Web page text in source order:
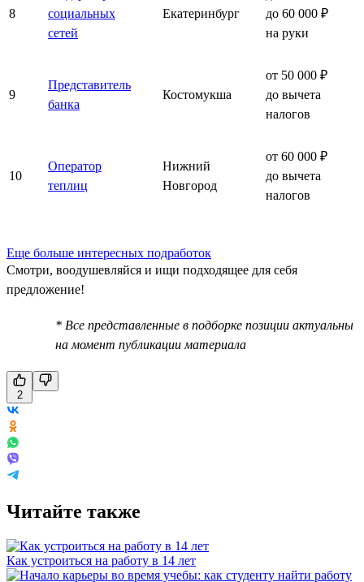
8
социальных
сетей
Екатеринбург
до 60 000 ₽
на руки
9
Представитель
банка
Костомукша
от 50 000 ₽
до вычета
налогов
10
Оператор
теплиц
Нижний
Новгород
от 60 000 ₽
до вычета
налогов
Еще больше интересных подработок
Смотри, воодушевляйся и ищи подходящее для себя
предложение!
* Все представленные в подборке позиции актуальны
на момент публикации материала
2
Читайте также
Как устроиться на работу в 14 лет